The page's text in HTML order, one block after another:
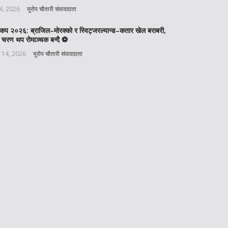
2026 युरोप चौतारी संवाददाता
२०२६: ब्राजिल–मोरक्को र स्विट्जरल्यान्ड–कतार खेल बराबरी,
थप रोमाञ्चक बन्दै ⚽️
14, 2026 युरोप चौतारी संवाददाता